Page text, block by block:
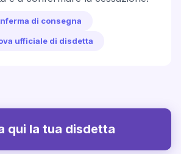
di consegna
ufficiale di disdetta
qui la tua disdetta